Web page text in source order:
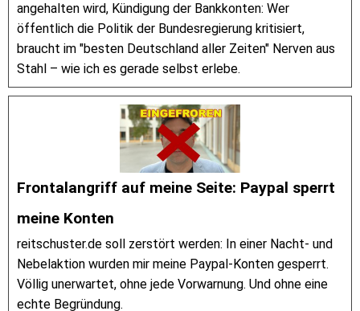
angehalten wird, Kündigung der Bankkonten: Wer
öffentlich die Politik der Bundesregierung kritisiert,
braucht im "besten Deutschland aller Zeiten" Nerven aus
Stahl – wie ich es gerade selbst erlebe.
Frontalangriff auf meine Seite: Paypal sperrt
meine Konten
reitschuster.de soll zerstört werden: In einer Nacht- und
Nebelaktion wurden mir meine Paypal-Konten gesperrt.
Völlig unerwartet, ohne jede Vorwarnung. Und ohne eine
echte Begründung.